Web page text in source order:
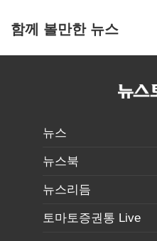
함께 볼만한 뉴스
뉴스
뉴스북
뉴스리듬
토마토증권통 Live